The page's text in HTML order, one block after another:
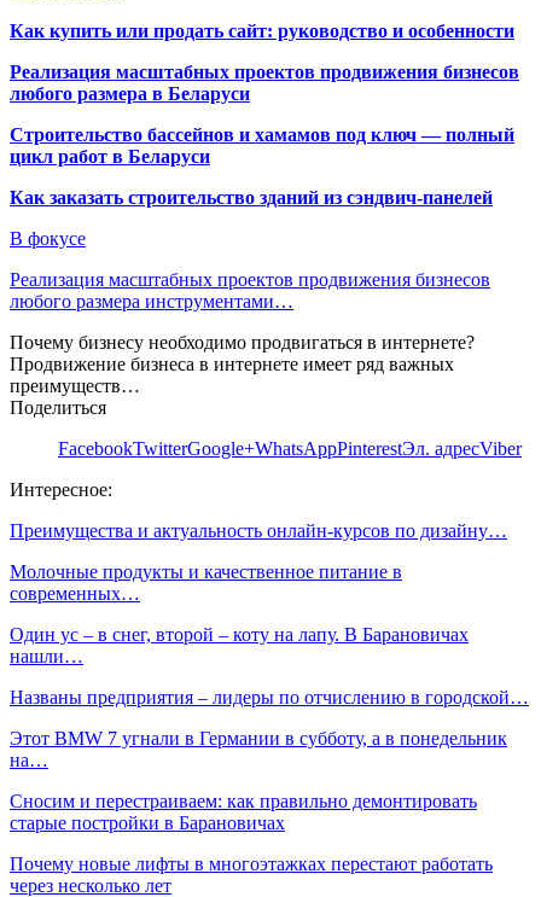
Как купить или продать сайт: руководство и особенности
Реализация масштабных проектов продвижения бизнесов
любого размера в Беларуси
Строительство бассейнов и хамамов под ключ — полный
цикл работ в Беларуси
Как заказать строительство зданий из сэндвич-панелей
В фокусе
Реализация масштабных проектов продвижения бизнесов
любого размера инструментами…
Почему бизнесу необходимо продвигаться в интернете?
Продвижение бизнеса в интернете имеет ряд важных
преимуществ…
Поделиться
FacebookTwitterGoogle+WhatsAppPinterestЭл. адресViber
Интересное:
Преимущества и актуальность онлайн-курсов по дизайну…
Молочные продукты и качественное питание в
современных…
Один ус – в снег, второй – коту на лапу. В Барановичах
нашли…
Названы предприятия – лидеры по отчислению в городской…
Этот BMW 7 угнали в Германии в субботу, а в понедельник
на…
Сносим и перестраиваем: как правильно демонтировать
старые постройки в Барановичах
Почему новые лифты в многоэтажках перестают работать
через несколько лет